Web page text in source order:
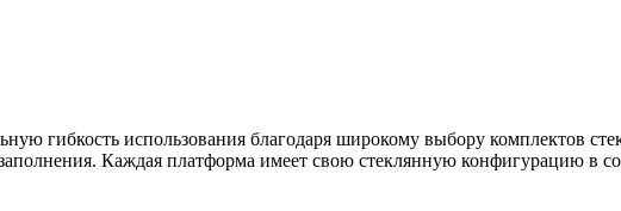
гибкость использования благодаря широкому выбору комплектов
Каждая платформа имеет свою стеклянную конфигурацию в